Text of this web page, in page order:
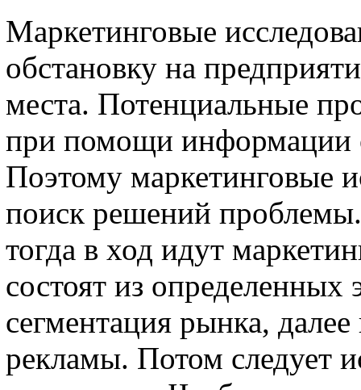
Маркетинговые
обстановку на
места. Потенциальные
при помощи информации
Поэтому маркетинговые
поиск решений
тогда в ход идут
состоят из определенных
сегментация рынка,
рекламы. Потом следует